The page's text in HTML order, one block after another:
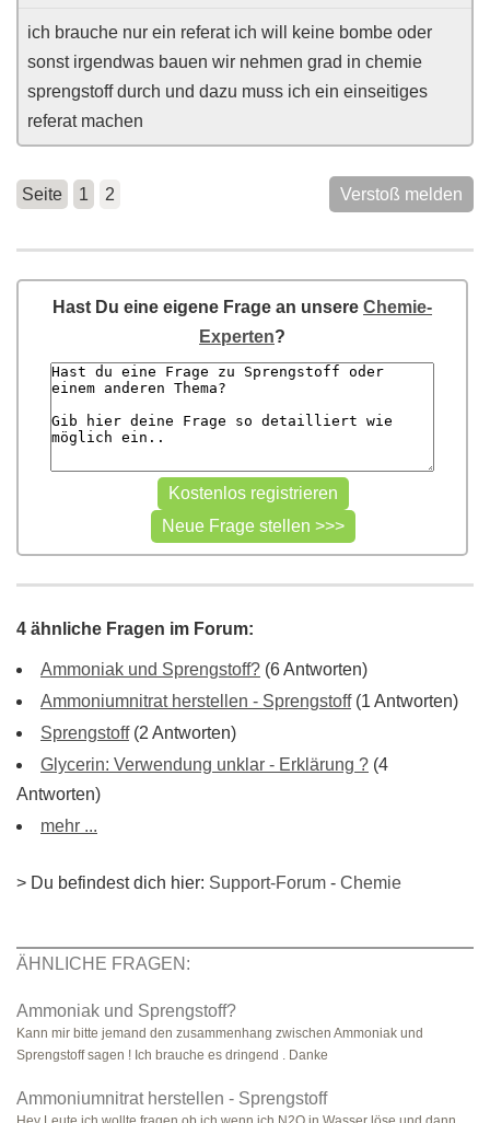
ich brauche nur ein referat ich will keine bombe oder
sonst irgendwas bauen wir nehmen grad in chemie
sprengstoff durch und dazu muss ich ein einseitiges
referat machen
Seite 1 2 Verstoß melden
Hast Du eine eigene Frage an unsere Chemie-
Experten?
4 ähnliche Fragen im Forum:
Ammoniak und Sprengstoff? (6 Antworten)
Ammoniumnitrat herstellen - Sprengstoff(1 Antworten)
Sprengstoff(2 Antworten)
Glycerin: Verwendung unklar - Erklärung ? (4
Antworten)
mehr ...
> Du befindest dich hier: Support-Forum - Chemie
ÄHNLICHE FRAGEN:
Ammoniak und Sprengstoff?
Kann mir bitte jemand den zusammenhang zwischen Ammoniak und
Sprengstoff sagen ! Ich brauche es dringend . Danke
Ammoniumnitrat herstellen - Sprengstoff